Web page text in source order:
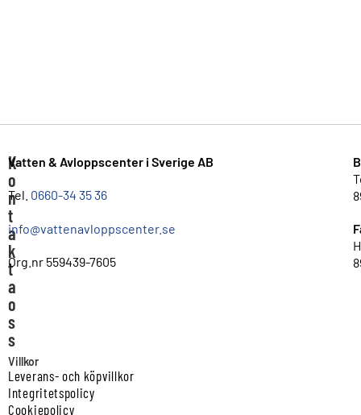
K
o
n
t
a
k
t
a
o
s
s
Vatten & Avloppscenter i Sverige AB
Tel. 0660-34 35 36
info@vattenavloppscenter.se
Org.nr 559439-7605
Villkor
Leverans- och köpvillkor
Integritetspolicy
Cookiepolicy